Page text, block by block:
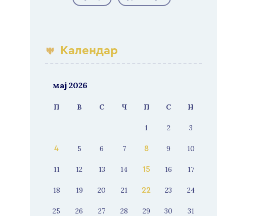
Календар
мај 2026
П В С Ч П С Н
1 2 3
4 5 6 7 8 9 10
11 12 13 14 15 16 17
18 19 20 21 22 23 24
25 26 27 28 29 30 31